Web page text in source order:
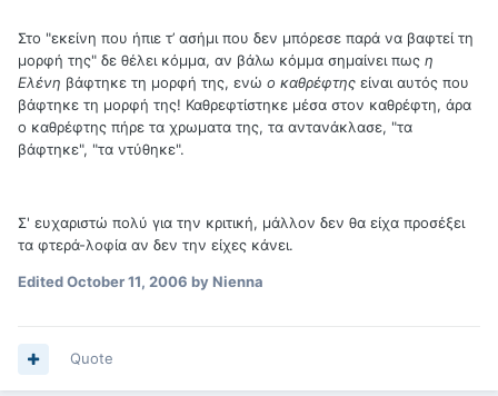
Στο "εκείνη που ήπιε τ’ ασήμι που δεν μπόρεσε παρά να βαφτεί τη
μορφή της" δε θέλει κόμμα, αν βάλω κόμμα σημαίνει πως η
Ελένη βάφτηκε τη μορφή της, ενώ ο καθρέφτης είναι αυτός που
βάφτηκε τη μορφή της! Καθρεφτίστηκε μέσα στον καθρέφτη, άρα
ο καθρέφτης πήρε τα χρωματα της, τα αντανάκλασε, "τα
βάφτηκε", "τα ντύθηκε".
Σ' ευχαριστώ πολύ για την κριτική, μάλλον δεν θα είχα προσέξει
τα φτερά-λοφία αν δεν την είχες κάνει.
EditedOctober 11, 2006 by Nienna
Quote